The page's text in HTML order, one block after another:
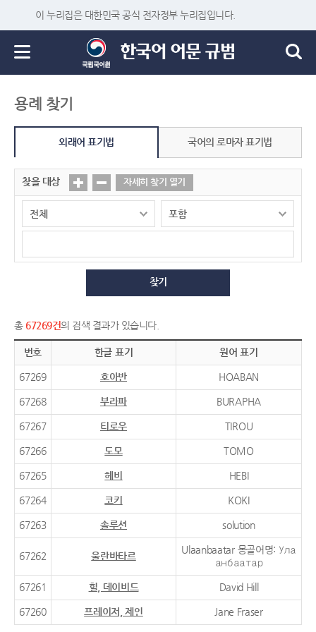
이 누리집은 대한민국 공식 전자정부 누리집입니다.
용례 찾기
외래어 표기법 국어의 로마자 표기법
찾을 대상 자세히 찾기 열기
찾기
총 67269건의 검색 결과가 있습니다.
번호 한글 표기 원어 표기
67269 호아반 HOABAN
67268 부라파 BURAPHA
67267 티로우 TIROU
67266 도모 TOMO
67265 헤비 HEBI
67264 코키 KOKI
67263 솔루션 solution
67262 울란바타르
Ulaanbaatar 몽골어명: Ула
анбаатар
67261 힐, 데이비드 David Hill
67260 프레이저, 제인 Jane Fraser